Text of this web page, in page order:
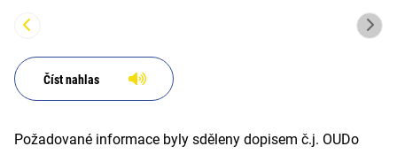
Číst nahlas
Požadované informace byly sděleny dopisem č.j. OUDo